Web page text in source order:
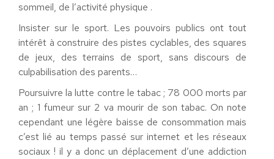
sommeil, de l’activité physique .
Insister sur le sport. Les pouvoirs publics ont tout
intérêt à construire des pistes cyclables, des squares
de jeux, des terrains de sport, sans discours de
culpabilisation des parents…
Poursuivre la lutte contre le tabac ; 78 000 morts par
an ; 1 fumeur sur 2 va mourir de son tabac. On note
cependant une légère baisse de consommation mais
c’est lié au temps passé sur internet et les réseaux
sociaux ! il y a donc un déplacement d’une addiction